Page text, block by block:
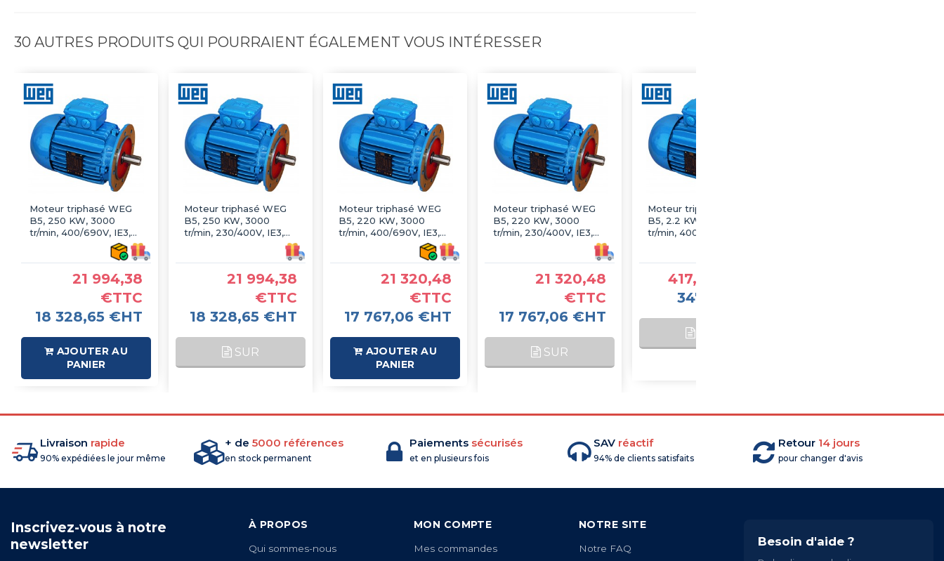
30 AUTRES PRODUITS QUI POURRAIENT ÉGALEMENT VOUS INTÉRESSER
Moteur triphasé WEG
B5, 250 KW, 3000
tr/min, 400/690V, IE3,
21 994,38
€TTC
18 328,65 €HT
AJOUTER AU
PANIER
Moteur triphasé WEG
B5, 250 KW, 3000
tr/min, 230/400V, IE3,
21 994,38
€TTC
18 328,65 €HT
SUR
Moteur triphasé WEG
B5, 220 KW, 3000
tr/min, 400/690V, IE3,
21 320,48
€TTC
17 767,06 €HT
AJOUTER AU
PANIER
Moteur triphasé WEG
B5, 220 KW, 3000
tr/min, 230/400V, IE3,
21 320,48
€TTC
17 767,06 €HT
SUR
Moteur triphasé WEG
B5, 2.2 KW, 3000
tr/min, 400/690V, IE3,
417,25 €TTC
347,71 €HT
Livraison rapide
90% expédiées le jour même
+ de 5000 références
en stock permanent
Paiements sécurisés
et en plusieurs fois
SAV réactif
94% de clients satisfaits
Retour 14 jours
pour changer d'avis
Inscrivez-vous à notre
newsletter
À PROPOS
Qui sommes-nous
MON COMPTE
Mes commandes
NOTRE SITE
Notre FAQ Besoin d'aide ?